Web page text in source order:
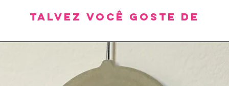
Talvez você goste de